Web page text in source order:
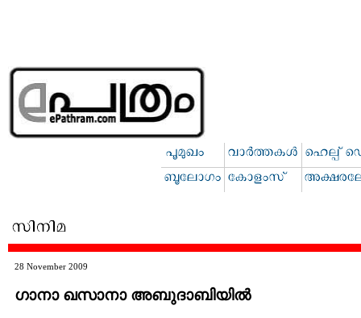
28 November 2009
ഗാനാ ഖസാനാ അബുദാബിയില്‍